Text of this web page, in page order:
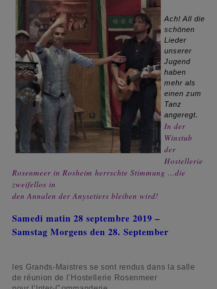
Ach! All die
schönen
Lieder
unserer
Jugend
haben
mehr als
einen zum
Tanz
angeregt.
In der
Winstub
der
Hostellerie
Rosenmeer in Rosheim herrschte Stimmung …die
zweifellos in
den Annalen der Anysetiers bleiben wird!
Samedi matin 28 septembre 2019 –
Samstag Morgens den 28. September
les Grands-Maistres se sont rendus dans la salle
de réunion de l’Hostellerie Rosenmeer